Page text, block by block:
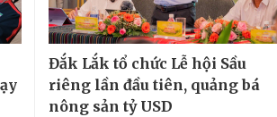
Đắk Lắk tổ chức Lễ hội Sầu
riêng lần đầu tiên, quảng bá
nông sản tỷ USD